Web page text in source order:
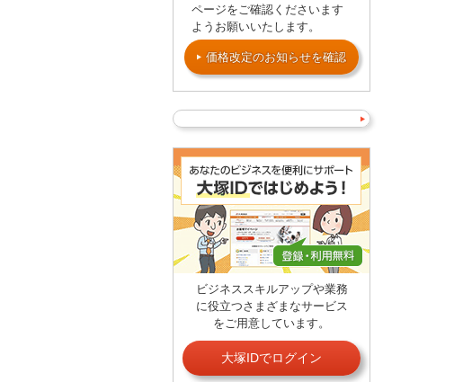
ページをご確認くださいます
ようお願いいたします。
価格改定のお知らせを確認
ビジネススキルアップや業務
に役立つさまざまなサービス
をご用意しています。
大塚IDでログイン